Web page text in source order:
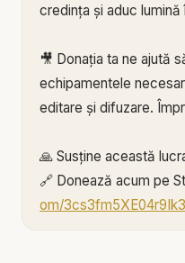
credința și aduc lumină
🎥 Donația ta ne ajută
echipamentele
editare și difuzare.
🙏 Susține această
🔗 Donează acum pe
om/